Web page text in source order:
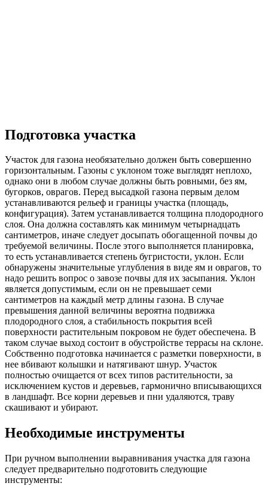
Подготовка участка
Участок для газона необязательно должен быть совершенно
горизонтальным. Газоны с уклоном тоже выглядят неплохо,
однако они в любом случае должны быть ровными, без ям,
бугорков, оврагов. Перед высадкой газона первым делом
устанавливаются рельеф и границы участка (площадь,
конфигурация). Затем устанавливается толщина плодородного
слоя. Она должна составлять как минимум четырнадцать
сантиметров, иначе следует досыпать обогащенной почвы до
требуемой величины. После этого выполняется планировка,
то есть устанавливается степень бугристости, уклон. Если
обнаружены значительные углубления в виде ям и оврагов, то
надо решить вопрос о завозе почвы для их засыпания. Уклон
является допустимым, если он не превышает семи
сантиметров на каждый метр длины газона. В случае
превышения данной величины вероятна подвижка
плодородного слоя, а стабильность покрытия всей
поверхности растительным покровом не будет обеспечена. В
таком случае выход состоит в обустройстве террасы на склоне.
Собственно подготовка начинается с разметки поверхности, в
нее вбивают колышки и натягивают шнур. Участок
полностью очищается от всех типов растительности, за
исключением кустов и деревьев, гармонично вписывающихся
в ландшафт. Все корни деревьев и пни удаляются, траву
скашивают и убирают.
Необходимые инструменты
При ручном выполнении выравнивания участка для газона
следует предварительно подготовить следующие
инструменты: